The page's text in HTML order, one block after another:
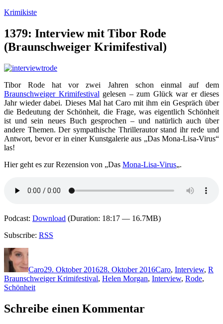
Zum
springen
Krimikiste
1379: Interview mit Tibor Rode
(Braunschweiger Krimifestival)
Tibor Rode hat vor zwei Jahren schon einmal auf dem
Braunschweiger Krimifestival gelesen – zum Glück war er dieses
Jahr wieder dabei. Dieses Mal hat Caro mit ihm ein Gespräch über
die Bedeutung der Schönheit, die Frage, was eigentlich Schönheit
ist und sein neues Buch gesprochen – und natürlich auch über
andere Themen. Der sympathische Thrillerautor stand ihr rede und
Antwort, bevor er in einer Kunstgalerie aus „Das Mona-Lisa-Virus“
las!
Hier geht es zur Rezension von „Das Mona-Lisa-Virus„.
Podcast: Download (Duration: 18:17 — 16.7MB)
Subscribe: RSS
Autor
Caro29. Oktober 201628. Oktober 2016Caro, Interview, R
Braunschweiger Krimifestival, Helen Morgan, Interview, Rode,
Schönheit
Schreibe einen Kommentar